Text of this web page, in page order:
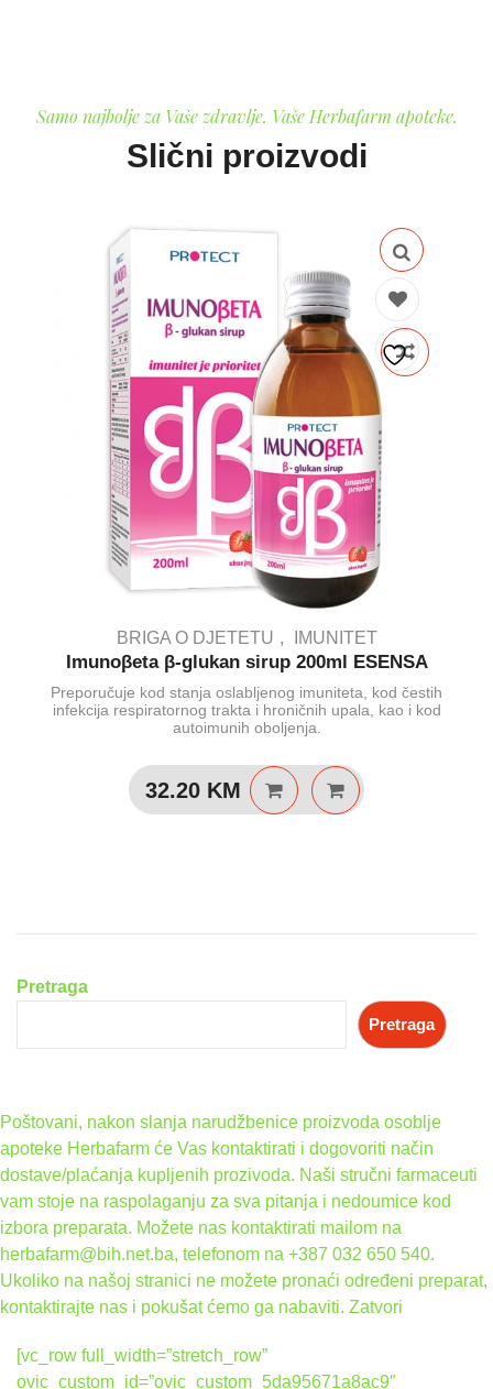
Samo najbolje za Vaše zdravlje. Vaše Herbafarm apoteke.
Slični proizvodi
BRIGA O DJETETU IMUNITET
Imunoβeta β-glukan sirup 200ml ESENSA
Preporučuje kod stanja oslabljenog imuniteta, kod čestih
infekcija respiratornog trakta i hroničnih upala, kao i kod
autoimunih oboljenja.
32.20 KM
Pretraga
Pretraga
Poštovani, nakon slanja narudžbenice proizvoda osoblje
apoteke Herbafarm će Vas kontaktirati i dogovoriti način
dostave/plaćanja kupljenih prozivoda. Naši stručni farmaceuti
vam stoje na raspolaganju za sva pitanja i nedoumice kod
izbora preparata. Možete nas kontaktirati mailom na
herbafarm@bih.net.ba, telefonom na +387 032 650 540.
Ukoliko na našoj stranici ne možete pronaći određeni preparat,
kontaktirajte nas i pokušat ćemo ga nabaviti. Zatvori
[vc_row full_width=”stretch_row”
ovic_custom_id=”ovic_custom_5da95671a8ac9″